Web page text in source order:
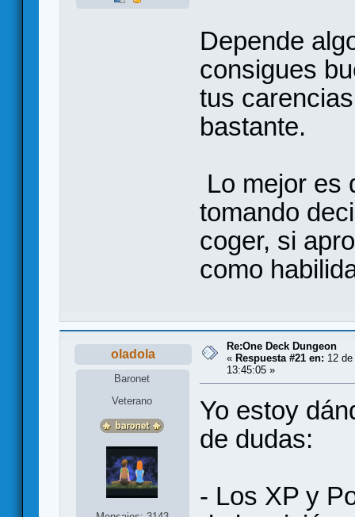
Depende
consigues
tus
bastante.
Lo mejor es
tomando
coger, si
como
oladola
Baronet
Veterano
Re:One Deck Dungeon
« Respuesta #21 en: 12
13:45:05 »
Yo estoy
de dudas:
- Los XP y